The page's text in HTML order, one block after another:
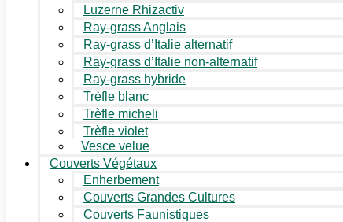
Luzerne Rhizactiv
Ray-grass Anglais
Ray-grass d’Italie alternatif
Ray-grass d’Italie non-alternatif
Ray-grass hybride
Trèfle blanc
Trèfle micheli
Trèfle violet
Vesce velue
Couverts Végétaux
Enherbement
Couverts Grandes Cultures
Couverts Faunistiques